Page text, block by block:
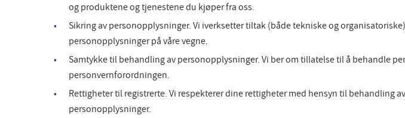
og produktene og tjenestene du kjøper fra oss.
Sikring av personopplysninger. Vi iverksetter tiltak (både tekniske og
personopplysninger på våre vegne.
Samtykke til behandling av personopplysninger. Vi ber om tillatelse til å behandle
personvernforordningen.
Rettigheter til registrerte. Vi respekterer dine rettigheter med hensyn til behandling
personopplysninger.